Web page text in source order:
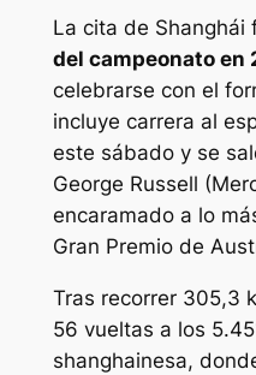
La cita de Shanghái
del campeonato en
celebrarse con el
incluye carrera al
este sábado y se
George Russell
encaramado a lo
Gran Premio de
Tras recorrer 305,3
56 vueltas a los
shanghainesa,